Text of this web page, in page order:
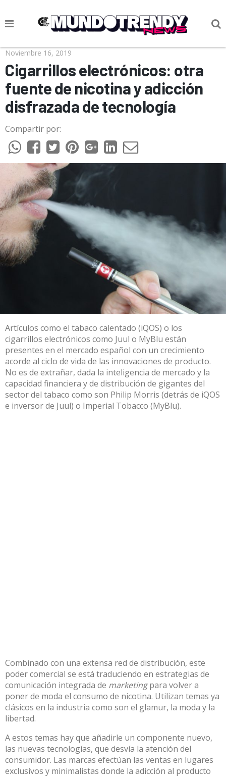
NOTICIAS
CULTURA POP
CIENCIA Y TECNOLOGÍA
VIDA
SOCIEDAD
CULTURIZANDO.COM
Noviembre 16, 2019
Cigarrillos electrónicos: otra
fuente de nicotina y adicción
disfrazada de tecnología
Compartir por:
Artículos como el tabaco calentado (iQOS) o los
cigarrillos electrónicos como Juul o MyBlu están
presentes en el mercado español con un crecimiento
acorde al ciclo de vida de las innovaciones de producto.
No es de extrañar, dada la inteligencia de mercado y la
capacidad financiera y de distribución de gigantes del
sector del tabaco como son Philip Morris (detrás de iQOS
e inversor de Juul) o Imperial Tobacco (MyBlu).
Combinado con una extensa red de distribución, este
poder comercial se está traduciendo en estrategias de
comunicación integrada de marketingpara volver a
poner de moda el consumo de nicotina. Utilizan temas ya
clásicos en la industria como son el glamur, la moda y la
libertad.
A estos temas hay que añadirle un componente nuevo,
las nuevas tecnologías, que desvía la atención del
consumidor. Las marcas efectúan las ventas en lugares
exclusivos y minimalistas donde la adicción al producto